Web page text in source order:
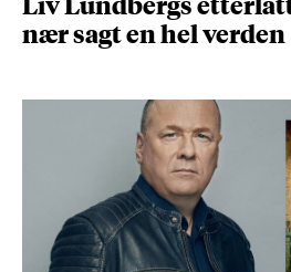
nær sagt en hel verden